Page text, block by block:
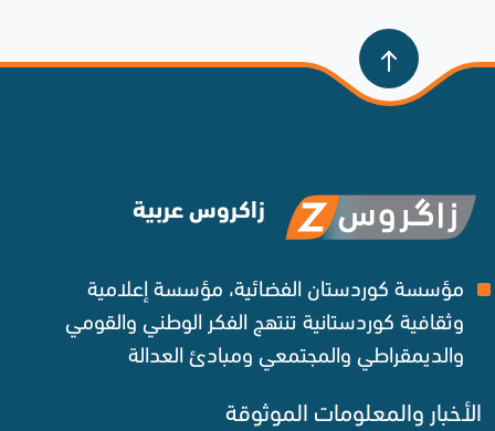
زاكروس عربية
مؤسسة كوردستان الفضائية، مؤسسة إعلامية
وثقافية كوردستانية تنتهج الفكر الوطني والقومي
والديمقراطي والمجتمعي ومبادئ العدالة ‌
الأخبار والمعلومات الموثوقة‌